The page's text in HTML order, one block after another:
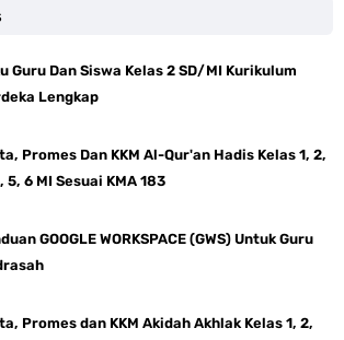
Guru Dan Siswa Kelas 2 SD/MI Kurikulum
Lengkap
Promes Dan KKM Al-Qur'an Hadis Kelas 1, 2,
5, 6 MI Sesuai KMA 183
GOOGLE WORKSPACE (GWS) Untuk Guru
Promes dan KKM Akidah Akhlak Kelas 1, 2,